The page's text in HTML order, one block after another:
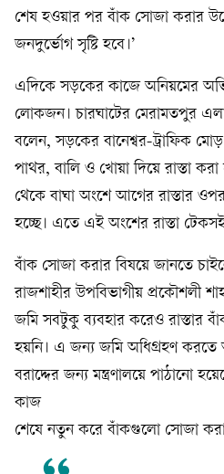
শেষ হওয়ার পর বাঁক সোজা করার
জনদুর্ভোগ সৃষ্টি হবে।’
এদিকে সড়কের কাজে অনিয়মের
লোকজন। চারঘাটের মেরামতপুর
বলেন, সড়কের বানেশ্বর-ট্রাফিক
পাথর, বালি ও খোয়া দিয়ে রাস্তা
থেকে বাঘা অংশে আগের রাস্তার
হচ্ছে। এতে এই অংশের রাস্তা
বাঁক সোজা করার বিষয়ে জানতে
রাজশাহীর উপবিভাগীয় প্রকৌশলী
জমি সবটুকু ব্যবহার করেও রাস্তার
হয়নি। এ জন্য জমি অধিগ্রহণ করতে
বরাদ্দের জন্য মন্ত্রণালয়ে পাঠানো
কাজ
শেষে নতুন করে বাঁকগুলো সোজা